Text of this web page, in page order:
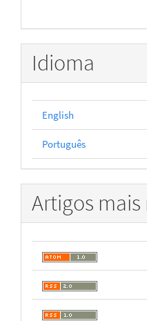
Idioma
English
Português
Artigos mais